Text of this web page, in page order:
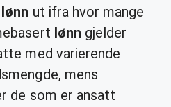
lønn ut ifra hvor mange
lønn gjelder
med varierende
mens
de som er ansatt